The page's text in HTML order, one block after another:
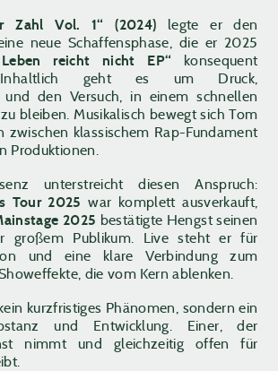
Zahl Vol. 1“ (2024) legte er den
neue Schaffensphase, die er 2025
reicht nicht EP“ konsequent
Inhaltlich geht es um Druck,
und den Versuch, in einem schnellen
bleiben. Musikalisch bewegt sich Tom
zwischen klassischem Rap-Fundament
Produktionen.
unterstreicht diesen Anspruch:
Tour 2025 war komplett ausverkauft,
2025 bestätigte Hengst seinen
großem Publikum. Live steht er für
und eine klare Verbindung zum
die vom Kern ablenken.
kurzfristiges Phänomen, sondern ein
und Entwicklung. Einer, der
nimmt und gleichzeitig offen für